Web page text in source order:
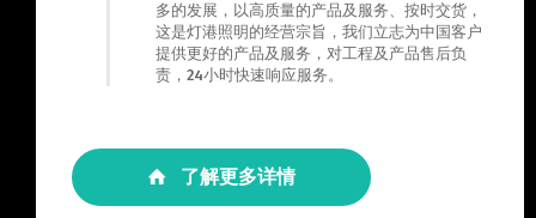
多的发展，以高质量的产品及服务、按时交货，
这是灯港照明的经营宗旨，我们立志为中国客户
提供更好的产品及服务，对工程及产品售后负
责，24小时快速响应服务。
了解更多详情